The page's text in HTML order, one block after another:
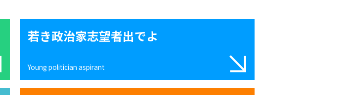
若き政治家志望者出でよ
Young politician aspirant